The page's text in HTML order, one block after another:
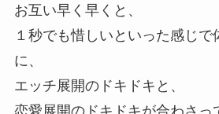
お互い早く早くと、
１秒でも惜しいといった感じで
に、
エッチ展開のドキドキと、